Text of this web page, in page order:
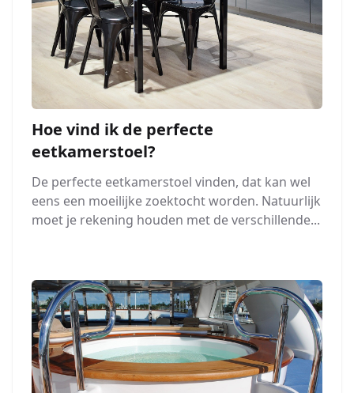
Hoe vind ik de perfecte
eetkamerstoel?
De perfecte eetkamerstoel vinden, dat kan wel
eens een moeilijke zoektocht worden. Natuurlijk
moet je rekening houden met de verschillende...